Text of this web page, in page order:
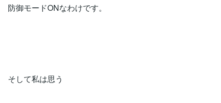
防御モードONなわけです。
そして私は思う